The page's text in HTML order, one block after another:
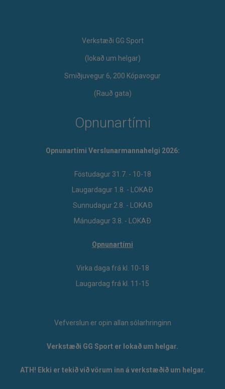
Verkstæði GG Sport
​(lokað um helgar)
Smiðjuvegur 6, 200 Kópavogur
(Rauð gata)
Opnunartími
Opnunartími Verslunarmannahelgi 2026:
Föstudagur 31.7. - 10-18
Laugardagur 1.8. - LOKAÐ
Sunnudagur 2.8. - LOKAÐ
Mánudagur 3.8. - LOKAÐ
Opnunartími
Virka daga frá kl. 10-18
Laugardag frá kl. 11-15
Vefverslun er opin allan sólarhringinn
Verkstæði GG Sport er lokað um helgar.
ATH! Ekki er tekið við vörum inn á verkstæðið um helgar.